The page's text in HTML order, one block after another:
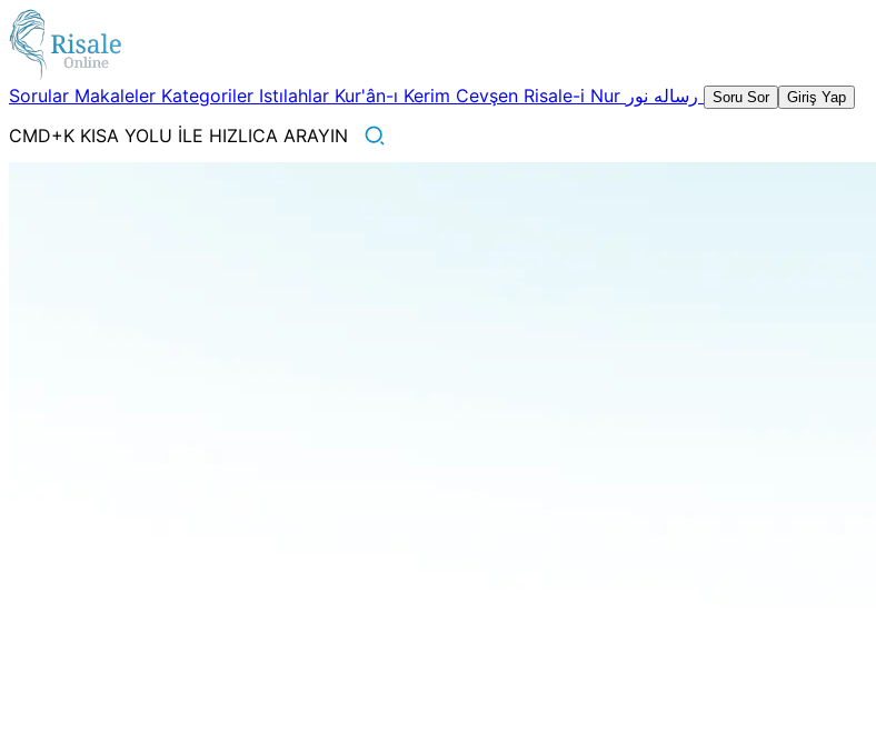
Sorular Makaleler Kategoriler Istılahlar Kur'ân-ı Kerim Cevşen Risale-i Nur Soru Sor Giriş Yap
CMD+K KISA YOLU İLE HIZLICA ARAYIN